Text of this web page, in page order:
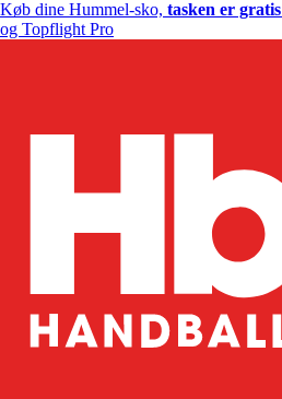
Køb dine Hummel-sko, tasken er gratis
og Topflight Pro